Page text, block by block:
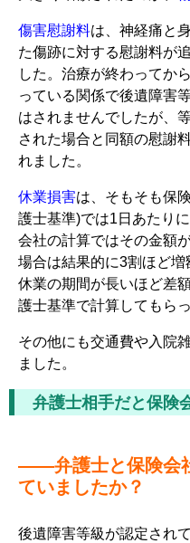
傷害慰謝料は、神経痛と
た傷跡に対する慰謝料が
した。治療が終わってか
っている関係で後遺障害
はされませんでしたが、
された場合と同額の慰謝
れました。
休業損害は、そもそも保
護士基準)では1日あたり
会社の計算ではその金額
場合は結果的に3割ほど増
休業の期間が長いほど差
護士基準で計算してもら
その他にも交通費や入院
ました。
弁護士相手だと保険
――弁護士と保険会
ていましたか？
後遺障害等級が認定され